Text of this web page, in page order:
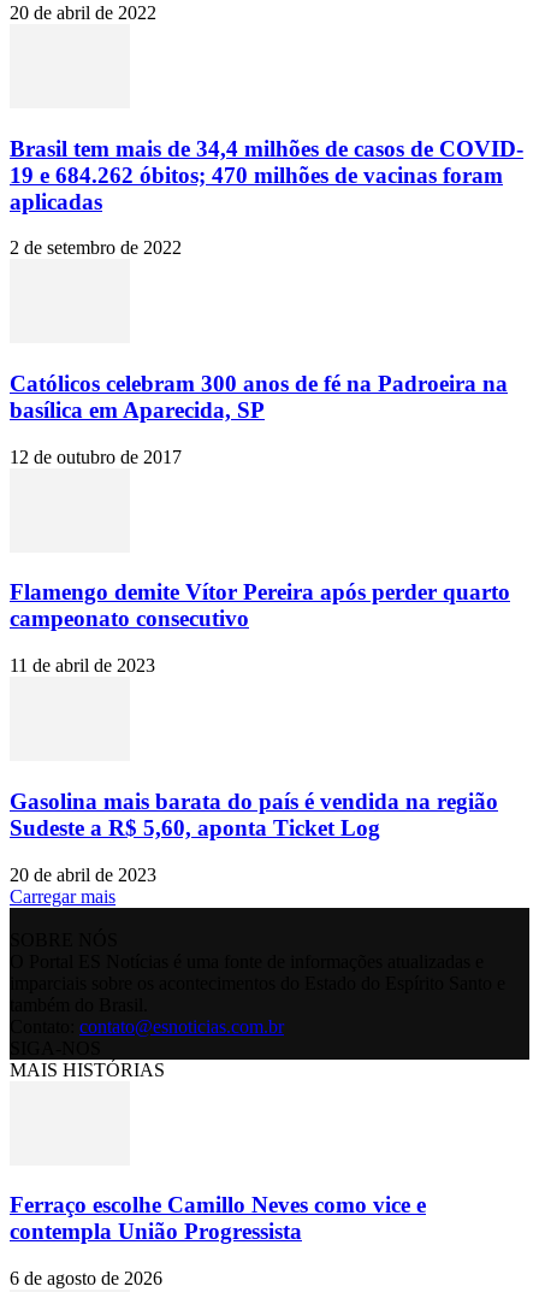
20 de abril de 2022
Brasil tem mais de 34,4 milhões de casos de COVID-
19 e 684.262 óbitos; 470 milhões de vacinas foram
aplicadas
2 de setembro de 2022
Católicos celebram 300 anos de fé na Padroeira na
basílica em Aparecida, SP
12 de outubro de 2017
Flamengo demite Vítor Pereira após perder quarto
campeonato consecutivo
11 de abril de 2023
Gasolina mais barata do país é vendida na região
Sudeste a R$ 5,60, aponta Ticket Log
20 de abril de 2023
Carregar mais
contato@esnoticias.com.br
MAIS HISTÓRIAS
Ferraço escolhe Camillo Neves como vice e
contempla União Progressista
6 de agosto de 2026